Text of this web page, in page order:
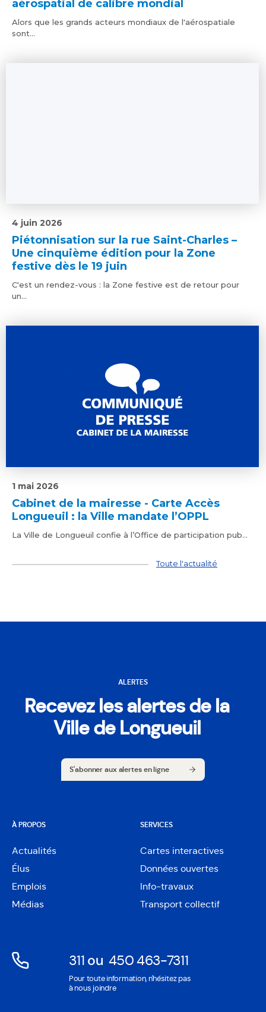
aérospatial de calibre mondial
Alors que les grands acteurs mondiaux de l'aérospatiale
sont...
Piétonnisation sur la rue Saint-Charles –
Une cinquième édition pour la Zone
festive dès le 19 juin
4 juin 2026
C'est un rendez-vous : la Zone festive est de retour pour
un...
Cabinet de la mairesse - Carte Accès
Longueuil : la Ville mandate l’OPPL
1 mai 2026
La Ville de Longueuil confie à l’Office de participation pub...
Toute l'actualité
ALERTES
Recevez les alertes de la
Ville de Longueuil
S'abonner aux alertes en ligne
À PROPOS
Actualités
Élus
Emplois
Médias
SERVICES
Cartes interactives
Ouvre
dans
une
nouvelle
Données ouvertes
Ouvre
dans
une
Info-travaux
Transport collectif
311Ouvre
dans
ou 450 463-7311
Ouvre
dans
Pour toute information, n'hésitez pas
à nous joindre